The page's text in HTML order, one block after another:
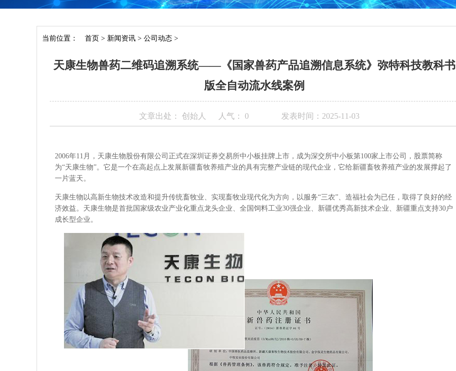
当前位置： 首页 > 新闻资讯 > 公司动态 >
天康生物兽药二维码追溯系统——《国家兽药产品追溯信息系统》弥特科技教科书
版全自动流水线案例
文章出处： 创始人 人气： 0 发表时间：2025-11-03
2006年11月，天康生物股份有限公司正式在深圳证券交易所中小板挂牌上市，成为深交所中小板第100家上市公司，股票简称
为“天康生物”。它是一个在高起点上发展新疆畜牧养殖产业的具有完整产业链的现代企业，它给新疆畜牧养殖产业的发展撑起了
一片蓝天。
天康生物以高新生物技术改造和提升传统畜牧业、实现畜牧业现代化为方向，以服务“三农”、造福社会为已任，取得了良好的经
济效益。天康生物是首批国家级农业产业化重点龙头企业、全国饲料工业30强企业、新疆优秀高新技术企业、新疆重点支持30户
成长型企业。